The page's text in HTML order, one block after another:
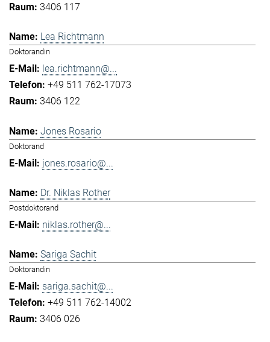
3406 117
Lea Richtmann
Doktorandin
lea.richtmann@...
+49 511 762-17073
3406 122
Jones Rosario
Doktorand
jones.rosario@...
Dr. Niklas Rother
Postdoktorand
niklas.rother@...
Sariga Sachit
Doktorandin
sariga.sachit@...
+49 511 762-14002
3406 026